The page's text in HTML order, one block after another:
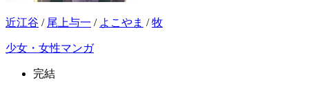
近江谷 / 尾上与一 / よこやま /牧
少女・女性マンガ
完結